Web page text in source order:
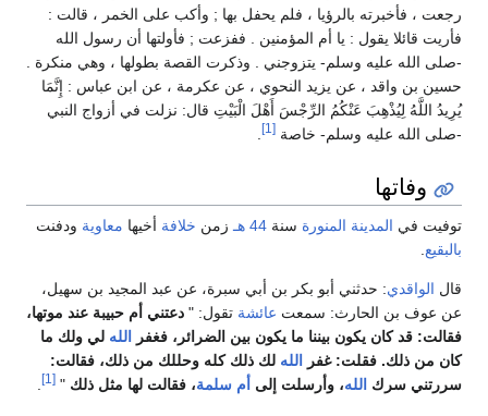
رجعت ، فأخبرته بالرؤيا ، فلم يحفل بها ; وأكب على الخمر ، قالت :
فأريت قائلا يقول : يا أم المؤمنين . ففزعت ; فأولتها أن رسول الله
-صلى الله عليه وسلم- يتزوجني . وذكرت القصة بطولها ، وهي منكرة .
حسين بن واقد ، عن يزيد النحوي ، عن عكرمة ، عن ابن عباس : إِنَّمَا
يُرِيدُ اللَّهُ لِيُذْهِبَ عَنْكُمُ الرِّجْسَ أَهْلَ الْبَيْتِ قال: نزلت في أزواج النبي
-صلى الله عليه وسلم- خاصة [1]
وفاتها
توفيت في المدينة المنورة سنة 44 هـ زمن خلافة أخيها معاوية ودفنت
بالبقيع
قال الواقدي: حدثني أبو بكر بن أبي سبرة، عن عبد المجيد بن سهيل،
عن عوف بن الحارث: سمعت عائشة تقول: " دعتني أم حبيبة عند موتها،
فقالت: قد كان يكون بيننا ما يكون بين الضرائر، فغفر
الله لي ولك ما
كان من ذلك. فقلت: غفر
الله لك ذلك كله وحللك من ذلك، فقالت:
سررتني سرك الله، وأرسلت إلى أم سلمة، فقالت لها مثل ذلك "
[1]